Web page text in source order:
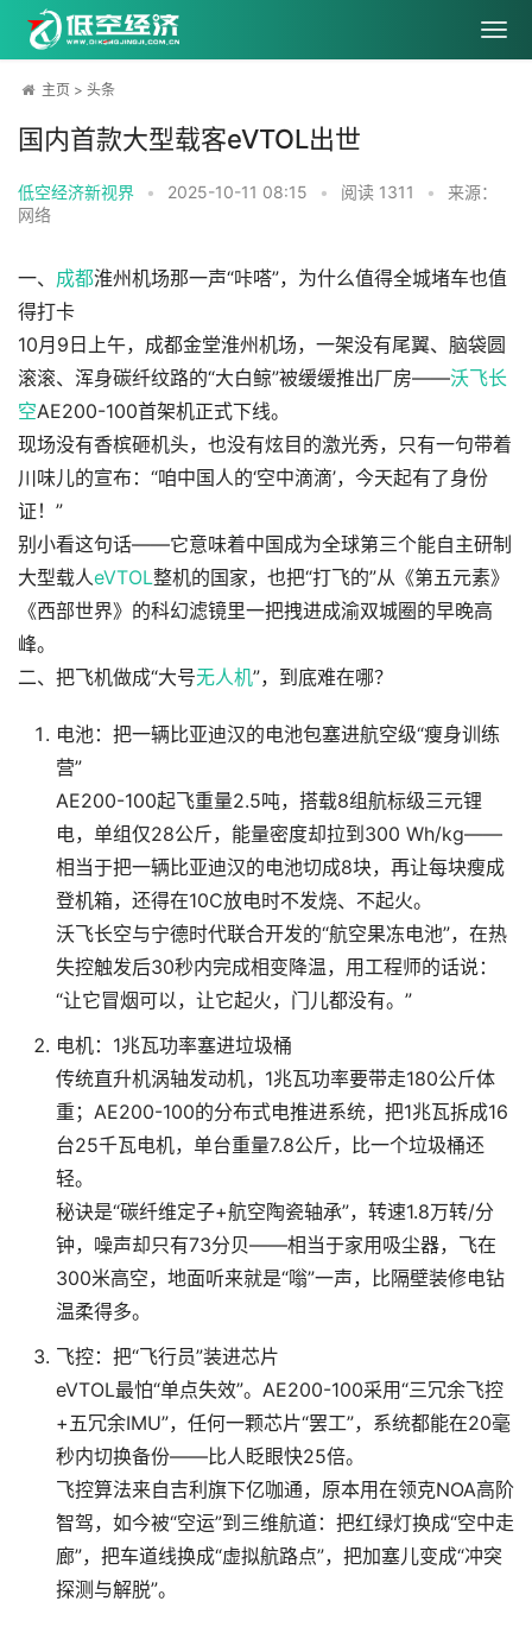
主页 > 头条
国内首款大型载客eVTOL出世
低空经济新视界 • 2025-10-11 08:15 • 阅读 1311 •
来源：
网络
一、 成都淮州机场那一声“咔嗒”，为什么值得全城堵车也值
得打卡
10月9日上午，成都金堂淮州机场，一架没有尾翼、脑袋圆
滚滚、浑身碳纤纹路的“大白鲸”被缓缓推出厂房——沃飞长
空AE200-100首架机正式下线。
现场没有香槟砸机头，也没有炫目的激光秀，只有一句带着
川味儿的宣布：“咱中国人的‘空中滴滴’，今天起有了身份
证！”
别小看这句话——它意味着中国成为全球第三个能自主研制
大型载人eVTOL整机的国家，也把“打飞的”从《第五元素》
《西部世界》的科幻滤镜里一把拽进成渝双城圈的早晚高
峰。
二、把飞机做成“大号无人机”，到底难在哪？
电池：把一辆比亚迪汉的电池包塞进航空级“瘦身训练
营”
AE200-100起飞重量2.5吨，搭载8组航标级三元锂
电，单组仅28公斤，能量密度却拉到300 Wh/kg——
相当于把一辆比亚迪汉的电池切成8块，再让每块瘦成
登机箱，还得在10C放电时不发烧、不起火。
沃飞长空与宁德时代联合开发的“航空果冻电池”，在热
失控触发后30秒内完成相变降温，用工程师的话说：
“让它冒烟可以，让它起火，门儿都没有。”
电机：1兆瓦功率塞进垃圾桶
传统直升机涡轴发动机，1兆瓦功率要带走180公斤体
重；AE200-100的分布式电推进系统，把1兆瓦拆成16
台25千瓦电机，单台重量7.8公斤，比一个垃圾桶还
轻。
秘诀是“碳纤维定子+航空陶瓷轴承”，转速1.8万转/分
钟，噪声却只有73分贝——相当于家用吸尘器，飞在
300米高空，地面听来就是“嗡”一声，比隔壁装修电钻
温柔得多。
飞控：把“飞行员”装进芯片
eVTOL最怕“单点失效”。AE200-100采用“三冗余飞控
+五冗余IMU”，任何一颗芯片“罢工”，系统都能在20毫
秒内切换备份——比人眨眼快25倍。
飞控算法来自吉利旗下亿咖通，原本用在领克NOA高阶
智驾，如今被“空运”到三维航道：把红绿灯换成“空中走
廊”，把车道线换成“虚拟航路点”，把加塞儿变成“冲突
探测与解脱”。